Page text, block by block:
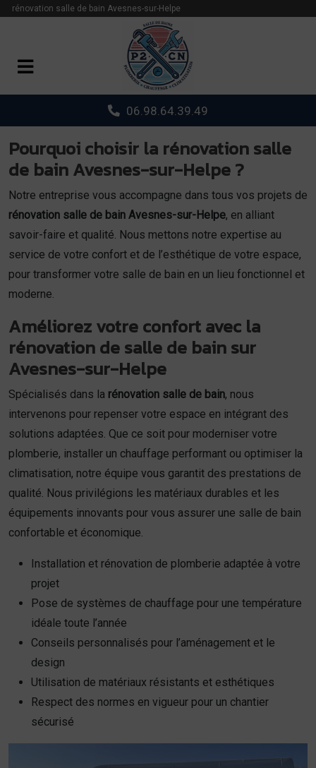
rénovation salle de bain Avesnes-sur-Helpe
06.98.64.39.49
Pourquoi choisir la rénovation salle
de bain Avesnes-sur-Helpe ?
Notre entreprise vous accompagne dans tous vos projets de
rénovation salle de bain Avesnes-sur-Helpe, en alliant
savoir-faire et qualité. Nous mettons notre expertise au
service de votre confort et de l’esthétique de votre espace,
pour transformer votre salle de bain en un lieu fonctionnel et
moderne.
Améliorez votre confort avec la
rénovation de salle de bain sur
Avesnes-sur-Helpe
Spécialisés dans la rénovation salle de bain, nous
intervenons pour repenser votre espace en intégrant des
solutions adaptées. Que ce soit pour moderniser votre
plomberie, installer un chauffage performant ou optimiser la
climatisation, notre équipe vous garantit des prestations de
qualité. Nous privilégions les matériaux durables et les
équipements innovants pour vous assurer une salle de bain
confortable et économique.
Installation et rénovation de plomberie adaptée à votre
projet
Pose de systèmes de chauffage pour une température
idéale toute l’année
Conseils personnalisés pour l’aménagement et le
design
Utilisation de matériaux résistants et esthétiques
Respect des normes en vigueur pour un chantier
sécurisé
Panneau de gestion des cookies